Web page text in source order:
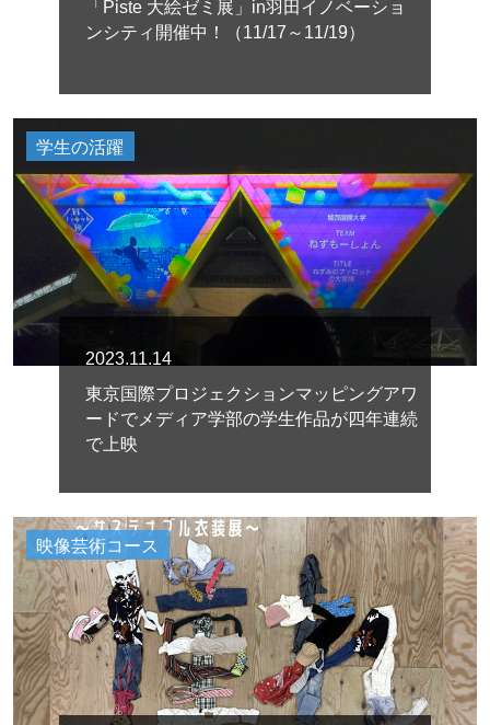
「Piste 大絵ゼミ展」in羽田イノベーショ
ンシティ開催中！（11/17～11/19）
学生の活躍
2023.11.14
東京国際プロジェクションマッピングアワ
ードでメディア学部の学生作品が四年連続
で上映
映像芸術コース